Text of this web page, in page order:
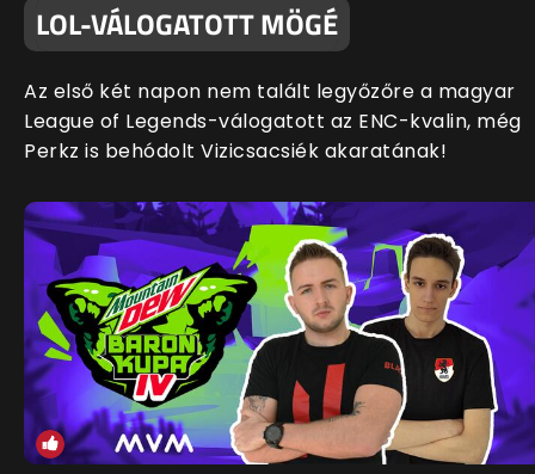
LOL-VÁLOGATOTT MÖGÉ
Az első két napon nem talált legyőzőre a magyar
League of Legends-válogatott az ENC-kvalin, még
Perkz is behódolt Vizicsacsiék akaratának!